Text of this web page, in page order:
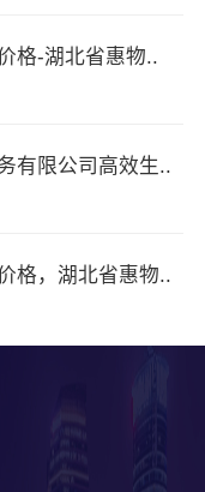
格-湖北省惠物..
有限公司高效生..
格，湖北省惠物..